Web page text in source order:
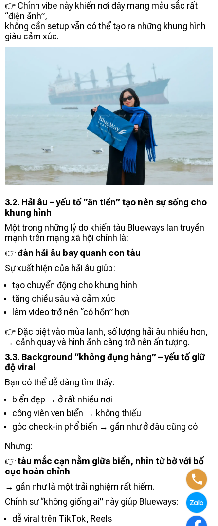
👉 Chính vibe này khiến nơi đây mang màu sắc rất
“điện ảnh”,
không cần setup vẫn có thể tạo ra những khung hình
giàu cảm xúc.
3.2. Hải âu – yếu tố “ăn tiền” tạo nên sự sống cho
khung hình
Một trong những lý do khiến tàu Blueways lan truyền
mạnh trên mạng xã hội chính là:
👉đàn hải âu bay quanh con tàu
Sự xuất hiện của hải âu giúp:
tạo chuyển động cho khung hình
tăng chiều sâu và cảm xúc
làm video trở nên “có hồn” hơn
👉 Đặc biệt vào mùa lạnh, số lượng hải âu nhiều hơn,
→ cảnh quay và hình ảnh càng trở nên ấn tượng.
3.3. Background “không đụng hàng” – yếu tố giữ
độ viral
Bạn có thể dễ dàng tìm thấy:
biển đẹp → ở rất nhiều nơi
công viên ven biển → không thiếu
góc check-in phổ biến → gần như ở đâu cũng có
Nhưng:
👉tàu mắc cạn nằm giữa biển, nhìn từ bờ với bố
cục hoàn chỉnh
→ gần như là một trải nghiệm rất hiếm.
Chính sự “không giống ai” này giúp Blueways:
dễ viral trên TikTok, Reels